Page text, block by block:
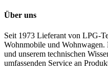
Über uns
Seit 1973 Lieferant von LPG-
Wohnmobile und Wohnwagen.
und unserem technischen
umfassenden Service an